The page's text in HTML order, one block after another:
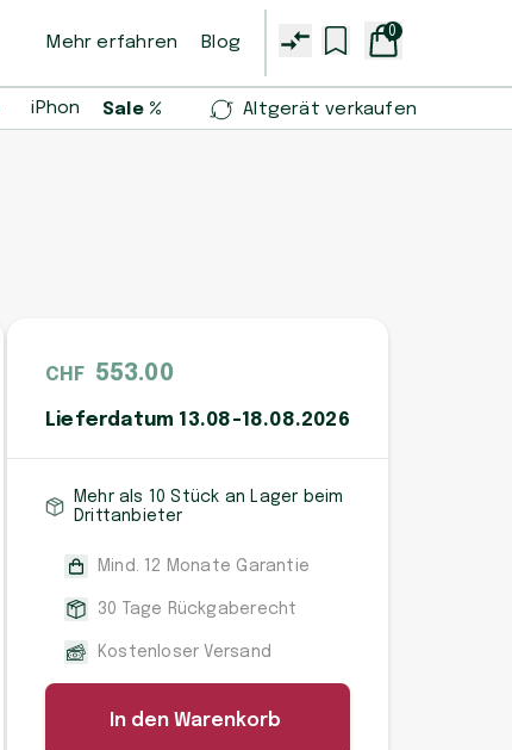
Mehr erfahren Blog
0
iPhone 14 Pro iPhone 13 mini Samsung Galaxy
Sale % Altgerät verkaufen
CHF 553.00
Lieferdatum 13.08-18.08.2026
Mehr als 10 Stück an Lager beim
Drittanbieter
Mind. 12 Monate Garantie
30 Tage Rückgaberecht
Kostenloser Versand
In den Warenkorb